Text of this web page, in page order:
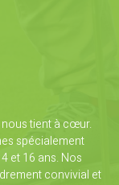
tient à cœur.
spécialement
et 16 ans. Nos
convivial et